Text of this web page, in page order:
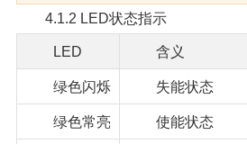
4.1.2 LED状态指示
LED 含义
绿色闪烁 失能状态
绿色常亮 使能状态